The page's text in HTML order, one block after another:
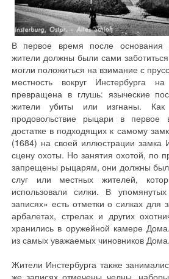
В первое время после основания
жители должны были сами
могли положиться на взимание с
местность вокруг Инстербурга
превращена в глушь: языческие
жители убиты или изгнаны.
продовольствие рыцари в
достатке в подходящих к самому
(1684) на своей иллюстрации замка
сцену охоты. Но занятия охотой, по
запрещены рыцарям, они должны были
слуг или местных жителей,
использовали силки. В
записях» есть отметки о силках для
арбалетах, стрелах и других
хранились в оружейной камере
из самых уважаемых чиновников Дома.
Жители Инстербурга также
же записях отмечены челны,